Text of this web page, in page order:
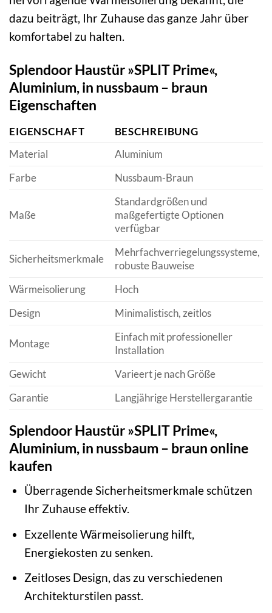
dazu beiträgt, Ihr Zuhause das ganze Jahr über
komfortabel zu halten.
Splendoor Haustür »SPLIT Prime«,
Aluminium, in nussbaum – braun
Eigenschaften
EIGENSCHAFT
BESCHREIBUNG
Material
Aluminium
Farbe
Nussbaum-Braun
Maße
Standardgrößen und
maßgefertigte Optionen
verfügbar
Sicherheitsmerkmale
Mehrfachverriegelungssysteme,
robuste Bauweise
Wärmeisolierung
Hoch
Design
Minimalistisch, zeitlos
Montage
Einfach mit professioneller
Installation
Gewicht
Varieert je nach Größe
Garantie
Langjährige Herstellergarantie
Splendoor Haustür »SPLIT Prime«,
Aluminium, in nussbaum – braun online
kaufen
Überragende Sicherheitsmerkmale schützen
Ihr Zuhause effektiv.
Exzellente Wärmeisolierung hilft,
Energiekosten zu senken.
Zeitloses Design, das zu verschiedenen
Architekturstilen passt.